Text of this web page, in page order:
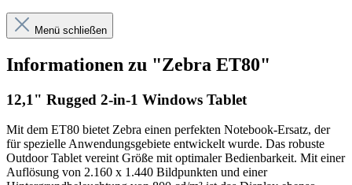
Menü schließen
Informationen zu "Zebra ET80"
12,1" Rugged 2-in-1 Windows Tablet
Mit dem ET80 bietet Zebra einen perfekten Notebook-Ersatz, der
für spezielle Anwendungsgebiete entwickelt wurde. Das robuste
Outdoor Tablet vereint Größe mit optimaler Bedienbarkeit. Mit einer
Auflösung von 2.160 x 1.440 Bildpunkten und einer